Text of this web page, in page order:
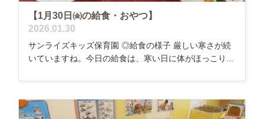
【1月30日㈮の給食・おやつ】
2026.01.30
サンライズキッズ保育園 ◎給食の様子 厳しい寒さが続
いていますね。今日の給食は、寒い日に体がほっこり...